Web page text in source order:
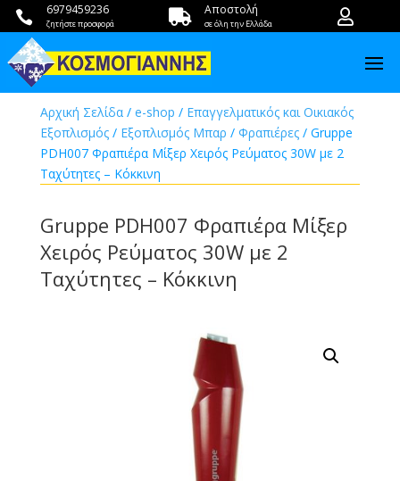
 6979459236
ζητήστε προσφορά  Αποστολή
σε όλη την Ελλάδα 
Αρχική Σελίδα/ e-shop / Επαγγελματικός και Οικιακός
Εξοπλισμός/ Εξοπλισμός Μπαρ / Φραπιέρες/ Gruppe
PDH007 Φραπιέρα Μίξερ Χειρός Ρεύματος 30W με 2
Ταχύτητες – Κόκκινη
Gruppe PDH007 Φραπιέρα Μίξερ
Χειρός Ρεύματος 30W με 2
Ταχύτητες – Κόκκινη